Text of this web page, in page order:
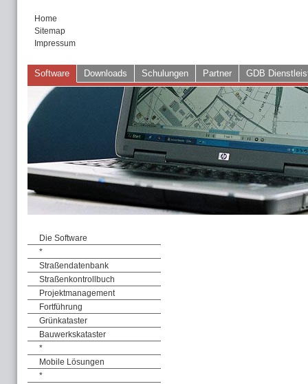
Home
Sitemap
Impressum
Software Downloads Schulungen Partner GDB
Die Software
*
Straßendatenbank
Straßenkontrollbuch
Projektmanagement
Fortführung
Grünkataster
Bauwerkskataster
*
Mobile Lösungen
*